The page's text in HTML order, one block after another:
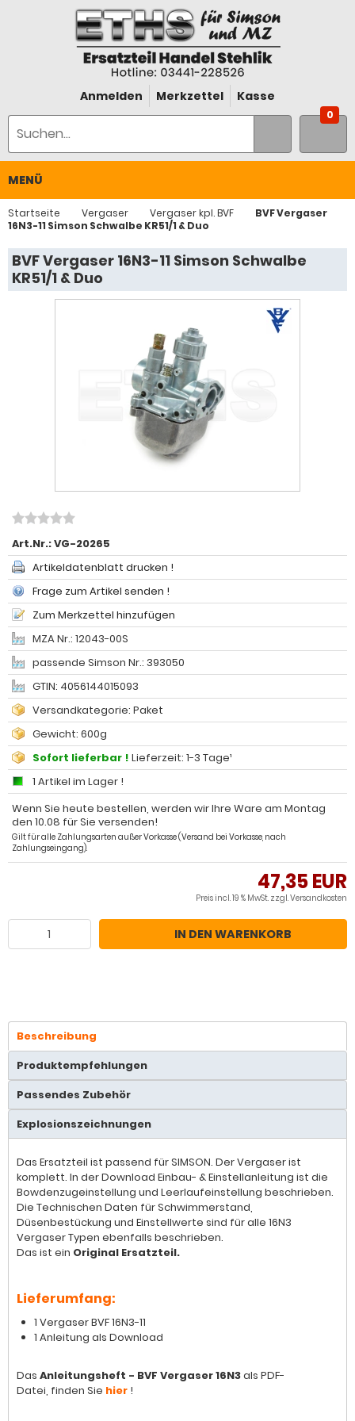
Anmelden Merkzettel Kasse
0
MENÜ
Startseite Vergaser Vergaser kpl. BVF
BVF Vergaser
16N3-11 Simson Schwalbe KR51/1 & Duo
BVF Vergaser 16N3-11 Simson Schwalbe
KR51/1 & Duo
Art.Nr.:VG-20265
Artikeldatenblatt drucken !
Frage zum Artikel senden !
Zum Merkzettel hinzufügen
MZA Nr.: 12043-00S
passende Simson Nr.: 393050
GTIN: 4056144015093
Versandkategorie: Paket
Gewicht: 600g
Sofort lieferbar ! Lieferzeit: 1-3 Tage¹
1 Artikel im Lager !
Wenn Sie heute bestellen, werden wir Ihre Ware am Montag
den 10.08 für Sie versenden!
Gilt für alle Zahlungsarten außer Vorkasse (Versand bei Vorkasse, nach
Zahlungseingang).
47,35 EUR
Preis incl. 19 % MwSt. zzgl.Versandkosten
IN DEN WARENKORB
Beschreibung
Produktempfehlungen
Passendes Zubehör
Explosionszeichnungen
Das Ersatzteil ist passend für SIMSON. Der Vergaser ist
komplett. In der Download Einbau- & Einstellanleitung ist die
Bowdenzugeinstellung und Leerlaufeinstellung beschrieben.
Die Technischen Daten für Schwimmerstand,
Düsenbestückung und Einstellwerte sind für alle 16N3
Vergaser Typen ebenfalls beschrieben.
Das ist ein Original Ersatzteil.
Lieferumfang:
1 Vergaser BVF 16N3-11
1 Anleitung als Download
Das Anleitungsheft - BVF Vergaser 16N3als PDF-
Datei, finden Sie hier !